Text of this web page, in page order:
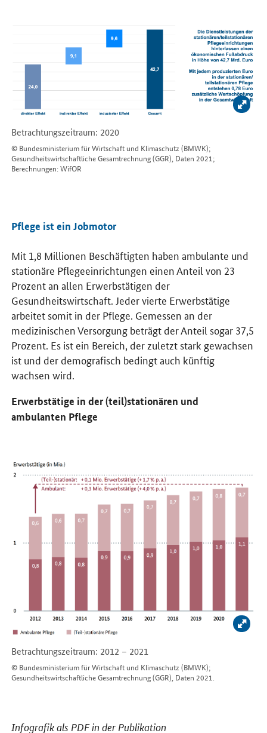
Bild
Betrachtungszeitraum: 2020
© Bundesministerium für Wirtschaft und Klimaschutz (BMWK);
Gesundheitswirtschaftliche Gesamtrechnung (GGR), Daten 2021;
Berechnungen: WifOR
Pflege ist ein Jobmotor
Mit 1,8 Millionen Beschäftigten haben ambulante und
stationäre Pflegeeinrichtungen einen Anteil von 23
Prozent an allen Erwerbstätigen der
Gesundheitswirtschaft. Jeder vierte Erwerbstätige
arbeitet somit in der Pflege. Gemessen an der
medizinischen Versorgung beträgt der Anteil sogar 37,5
Prozent. Es ist ein Bereich, der zuletzt stark gewachsen
ist und der demografisch bedingt auch künftig
wachsen wird.
Erwerbstätige in der (teil­)stationären und
ambulanten Pflege
Bild
Betrachtungszeitraum: 2012 – 2021
© Bundesministerium für Wirtschaft und Klimaschutz (BMWK);
Gesundheitswirtschaftliche Gesamtrechnung (GGR), Daten 2021.
Infografik als PDF in der Publikation